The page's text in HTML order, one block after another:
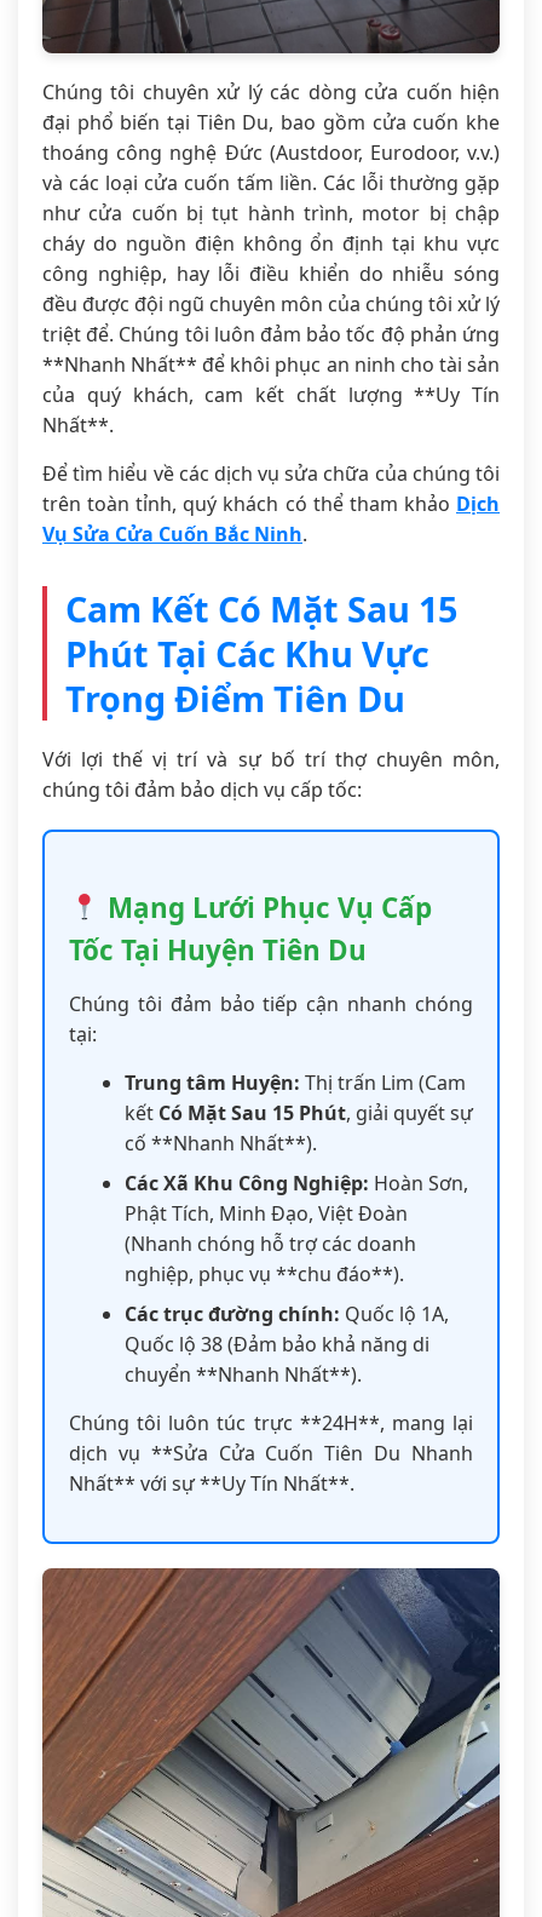
Chúng tôi chuyên xử lý các dòng cửa cuốn hiện
đại phổ biến tại Tiên Du, bao gồm cửa cuốn khe
thoáng công nghệ Đức (Austdoor, Eurodoor, v.v.)
và các loại cửa cuốn tấm liền. Các lỗi thường gặp
như cửa cuốn bị tụt hành trình, motor bị chập
cháy do nguồn điện không ổn định tại khu vực
công nghiệp, hay lỗi điều khiển do nhiễu sóng
đều được đội ngũ chuyên môn của chúng tôi xử lý
triệt để. Chúng tôi luôn đảm bảo tốc độ phản ứng
**Nhanh Nhất** để khôi phục an ninh cho tài sản
của quý khách, cam kết chất lượng **Uy Tín
Nhất**.
Để tìm hiểu về các dịch vụ sửa chữa của chúng tôi
trên toàn tỉnh, quý khách có thể tham khảo Dịch
Vụ Sửa Cửa Cuốn Bắc Ninh.
Cam Kết Có Mặt Sau 15
Phút Tại Các Khu Vực
Trọng Điểm Tiên Du
Với lợi thế vị trí và sự bố trí thợ chuyên môn,
chúng tôi đảm bảo dịch vụ cấp tốc:
Mạng Lưới Phục Vụ Cấp
Tốc Tại Huyện Tiên Du
Chúng tôi đảm bảo tiếp cận nhanh chóng
tại:
Trung tâm Huyện: Thị trấn Lim (Cam
kết Có Mặt Sau 15 Phút, giải quyết sự
cố **Nhanh Nhất**).
Các Xã Khu Công Nghiệp: Hoàn Sơn,
Phật Tích, Minh Đạo, Việt Đoàn
(Nhanh chóng hỗ trợ các doanh
nghiệp, phục vụ **chu đáo**).
Các trục đường chính: Quốc lộ 1A,
Quốc lộ 38 (Đảm bảo khả năng di
chuyển **Nhanh Nhất**).
Chúng tôi luôn túc trực **24H**, mang lại
dịch vụ **Sửa Cửa Cuốn Tiên Du Nhanh
Nhất** với sự **Uy Tín Nhất**.